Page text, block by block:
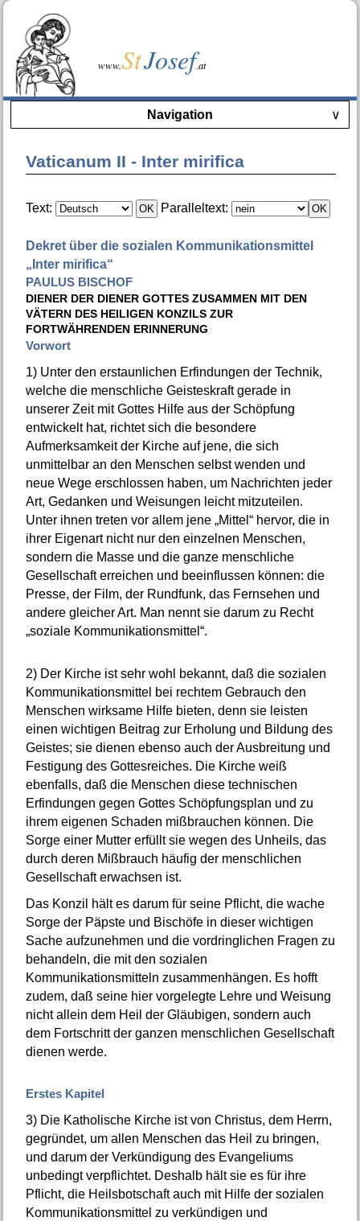
www.StJosef.at
Navigation ∨
Vaticanum II - Inter mirifica
Text: Paralleltext:
Dekret über die sozialen Kommunikationsmittel
„Inter mirifica“
PAULUS BISCHOF
DIENER DER DIENER GOTTES ZUSAMMEN MIT DEN
VÄTERN DES HEILIGEN KONZILS ZUR
FORTWÄHRENDEN ERINNERUNG
Vorwort
1)Unter den erstaunlichen Erfindungen der Technik,
welche die menschliche Geisteskraft gerade in
unserer Zeit mit Gottes Hilfe aus der Schöpfung
entwickelt hat, richtet sich die besondere
Aufmerksamkeit der Kirche auf jene, die sich
unmittelbar an den Menschen selbst wenden und
neue Wege erschlossen haben, um Nachrichten jeder
Art, Gedanken und Weisungen leicht mitzuteilen.
Unter ihnen treten vor allem jene „Mittel“ hervor, die in
ihrer Eigenart nicht nur den einzelnen Menschen,
sondern die Masse und die ganze menschliche
Gesellschaft erreichen und beeinflussen können: die
Presse, der Film, der Rundfunk, das Fernsehen und
andere gleicher Art. Man nennt sie darum zu Recht
„soziale Kommunikationsmittel“.
2)Der Kirche ist sehr wohl bekannt, daß die sozialen
Kommunikationsmittel bei rechtem Gebrauch den
Menschen wirksame Hilfe bieten, denn sie leisten
einen wichtigen Beitrag zur Erholung und Bildung des
Geistes; sie dienen ebenso auch der Ausbreitung und
Festigung des Gottesreiches. Die Kirche weiß
ebenfalls, daß die Menschen diese technischen
Erfindungen gegen Gottes Schöpfungsplan und zu
ihrem eigenen Schaden mißbrauchen können. Die
Sorge einer Mutter erfüllt sie wegen des Unheils, das
durch deren Mißbrauch häufig der menschlichen
Gesellschaft erwachsen ist.
Das Konzil hält es darum für seine Pflicht, die wache
Sorge der Päpste und Bischöfe in dieser wichtigen
Sache aufzunehmen und die vordringlichen Fragen zu
behandeln, die mit den sozialen
Kommunikationsmitteln zusammenhängen. Es hofft
zudem, daß seine hier vorgelegte Lehre und Weisung
nicht allein dem Heil der Gläubigen, sondern auch
dem Fortschritt der ganzen menschlichen Gesellschaft
dienen werde.
Erstes Kapitel
3)Die Katholische Kirche ist von Christus, dem Herrn,
gegründet, um allen Menschen das Heil zu bringen,
und darum der Verkündigung des Evangeliums
unbedingt verpflichtet. Deshalb hält sie es für ihre
Pflicht, die Heilsbotschaft auch mit Hilfe der sozialen
Kommunikationsmittel zu verkündigen und